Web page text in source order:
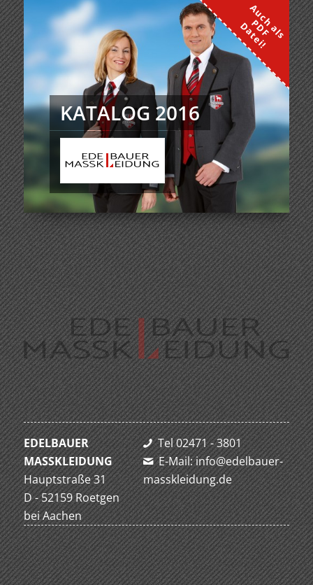
KATALOG 2016
EDELBAUER
MASSKLEIDUNG
Hauptstraße 31
D - 52159 Roetgen
bei Aachen
Tel 02471 - 3801
E-Mail: info@edelbauer-
masskleidung.de